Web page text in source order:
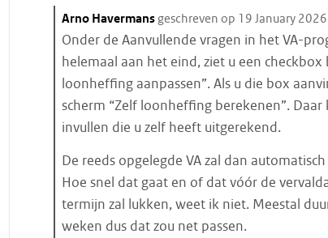
Citaat
starten
Arno Havermans geschreven op 19 January
Onder de Aanvullende vragen in het VA-
helemaal aan het eind, ziet u een checkbox
loonheffing aanpassen”. Als u die box
scherm “Zelf loonheffing berekenen”.
invullen die u zelf heeft uitgerekend.
De reeds opgelegde VA zal dan
Hoe snel dat gaat en of dat vóór de
termijn zal lukken, weet ik niet. Meestal
weken dus dat zou net passen.